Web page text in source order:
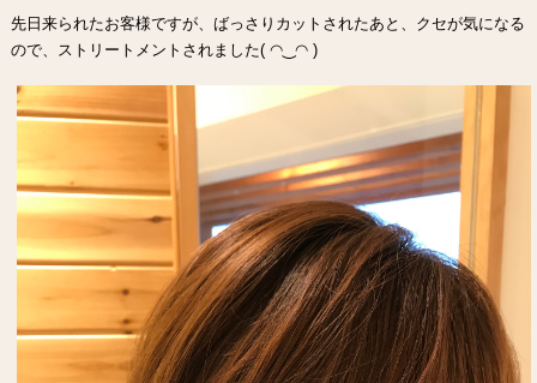
先日来られたお客様ですが、ばっさりカットされたあと、クセが気になる
ので、ストリートメントされました( ◠‿◠ )